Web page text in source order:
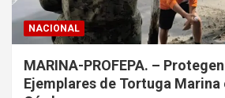
NACIONAL
MARINA-PROFEPA. –
Ejemplares de Tortuga Marina